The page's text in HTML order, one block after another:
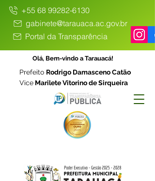
+55 68 99282-6130
gabinete@tarauaca.ac.gov.br
Portal da Transparência
Olá, Bem-vindo a Tarauacá!
Prefeito Rodrigo Damasceno Catão
Vice Marilete Vitorino de Sirqueira